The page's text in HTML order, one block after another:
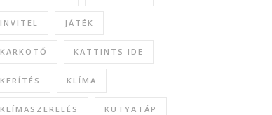
INVITEL JÁTÉK
KARKÖTŐ KATTINTS IDE
KERÍTÉS KLÍMA
KLÍMASZERELÉS KUTYATÁP